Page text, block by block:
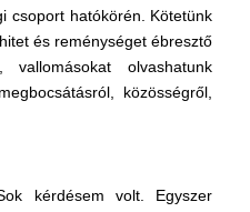
csoport hatókörén. Kötetünk
és reménységet ébresztő
vallomásokat olvashatunk
közösségről,
kérdésem volt. Egyszer